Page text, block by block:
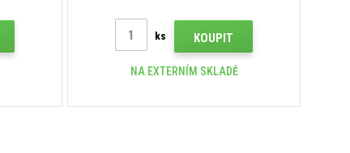
ks KOUPIT
NA EXTERNÍM SKLADĚ